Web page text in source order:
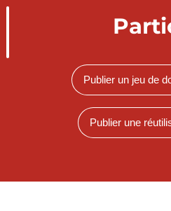
Publier un jeu de
Publier une